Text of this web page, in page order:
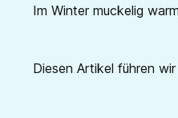
Im Winter muckelig
Diesen Artikel führen